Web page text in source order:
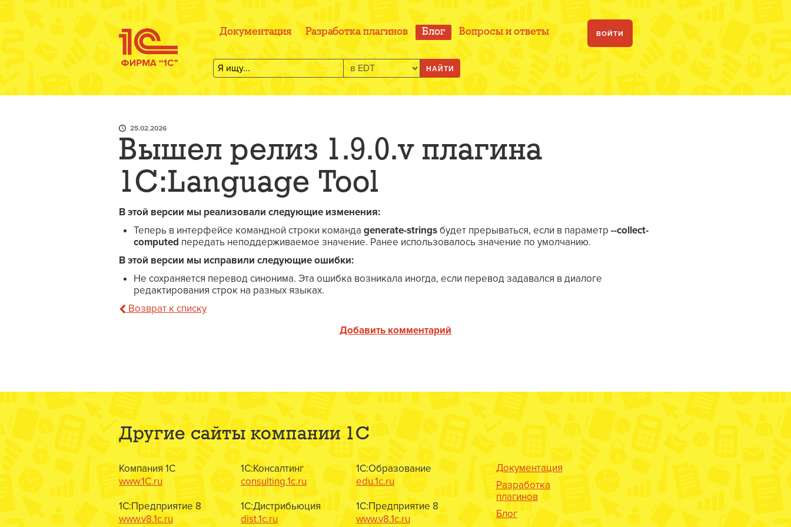
Документация Разработка плагинов Блог Вопросы и ответы ВОЙТИ
НАЙТИ
25.02.2026
Вышел релиз 1.9.0.v плагина
1C:Language Tool
В этой версии мы реализовали следующие изменения:
Теперь в интерфейсе командной строки команда generate-stringsбудет прерываться, если в параметр --collect-
computed передать неподдерживаемое значение. Ранее использовалось значение по умолчанию.
В этой версии мы исправили следующие ошибки:
Не сохраняется перевод синонима. Эта ошибка возникала иногда, если перевод задавался в диалоге
редактирования строк на разных языках.
Возврат к списку
Добавить комментарий
Другие сайты компании 1С
Компания 1С
www.1C.ru
1С:Предприятие 8
www.v8.1c.ru
1С:Консалтинг
consulting.1c.ru
1С:Дистрибьюция
dist.1c.ru
1С:Образование
edu.1c.ru
1С:Предприятие 8
www.v8.1c.ru
Документация
Разработка
плагинов
Блог